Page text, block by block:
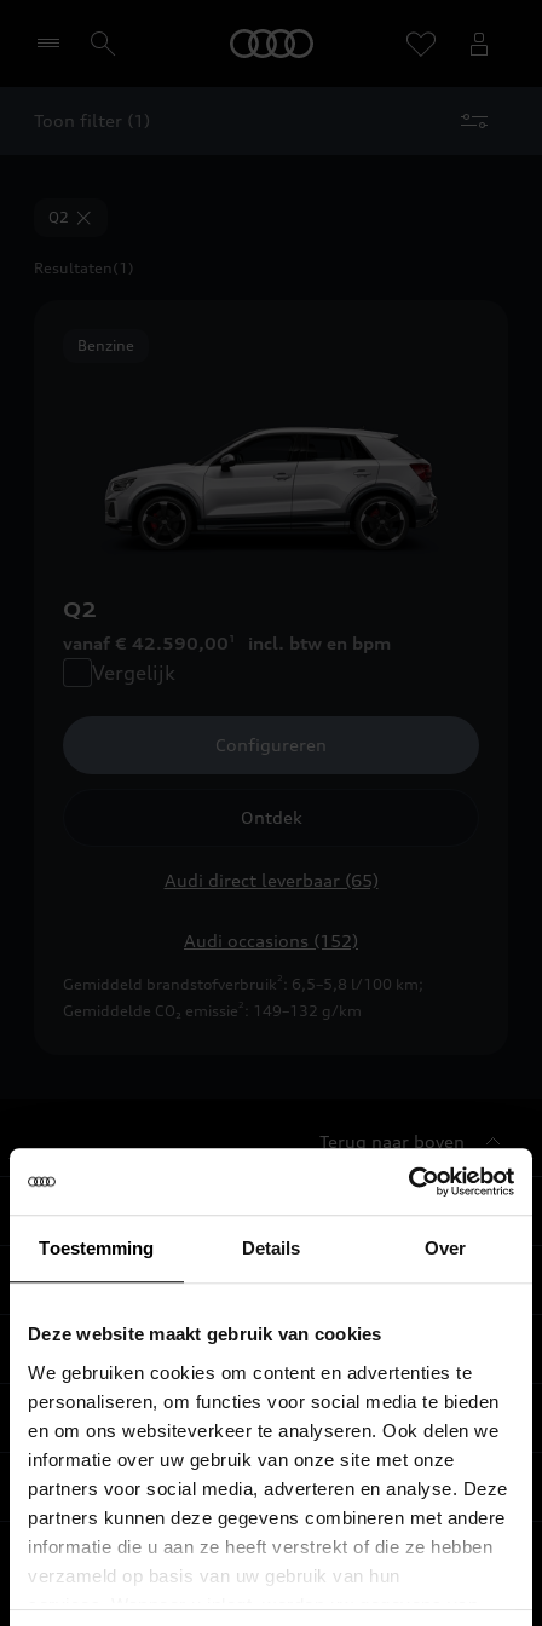
Toestemming Details Over
Deze website maakt gebruik van cookies
We gebruiken cookies om content en advertenties te
personaliseren, om functies voor social media te bieden
en om ons websiteverkeer te analyseren. Ook delen we
informatie over uw gebruik van onze site met onze
partners voor social media, adverteren en analyse. Deze
partners kunnen deze gegevens combineren met andere
informatie die u aan ze heeft verstrekt of die ze hebben
verzameld op basis van uw gebruik van hun
services. Wanneer u inlogt, worden uw gegevens van
Toon filter (1)
Q2
Resultaten (1)
Benzine
Q2
vanaf € 42.590,00 1 incl. btw en bpm
Vergelijk
Configureren
Ontdek
Audi direct leverbaar (65)
Audi occasions (152)
Gemiddeld brandstofverbruik 2 : 6,5–5,8 l/100 km;
Gemiddelde CO₂ emissie 2 : 149–132 g/km
Terug naar boven
Modellen
Alle Modellen
Audi SUV Modellen
Audi exclusive
Verbruiksgegevens per model
Prijslijsten
Audi Code
Audi instructieboekje
Koop & lease
Nieuwe Audi direct leverbaar
Het Audi Selectie :plus keurmerk
Particulieren
Elektrisch
Elektrisch rijden
Elektrische modellen
Plug-in-hybride rijden
Plug-in-hybride modellen
Service & accessoires
Dealer zoeken
Onderhoud en reparatie
Schade en pech
Audi wereld
Stories of Progress
Beleef Audi